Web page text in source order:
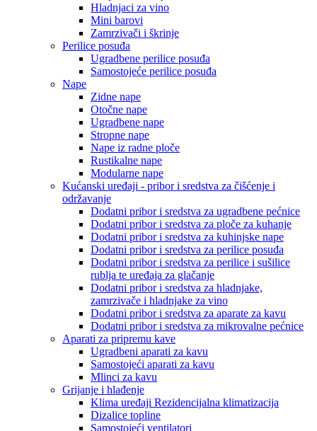
Hladnjaci za vino
Mini barovi
Zamrzivači i škrinje
Perilice posuđa
Ugradbene perilice posuđa
Samostojeće perilice posuđa
Nape
Zidne nape
Otočne nape
Ugradbene nape
Stropne nape
Nape iz radne ploče
Rustikalne nape
Modularne nape
Kućanski uređaji - pribor i sredstva za čišćenje i
održavanje
Dodatni pribor i sredstva za ugradbene pećnice
Dodatni pribor i sredstva za ploče za kuhanje
Dodatni pribor i sredstva za kuhinjske nape
Dodatni pribor i sredstva za perilice posuđa
Dodatni pribor i sredstva za perilice i sušilice
rublja te uređaja za glačanje
Dodatni pribor i sredstva za hladnjake,
zamrzivače i hladnjake za vino
Dodatni pribor i sredstva za aparate za kavu
Dodatni pribor i sredstva za mikrovalne pećnice
Aparati za pripremu kave
Ugradbeni aparati za kavu
Samostojeći aparati za kavu
Mlinci za kavu
Grijanje i hlađenje
Klima uređaji Rezidencijalna klimatizacija
Dizalice topline
Samostojeći ventilatori